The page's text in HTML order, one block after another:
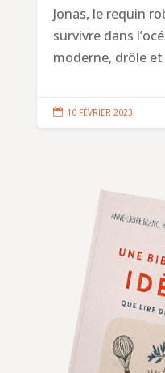
Jonas, le requin
survivre dans
moderne, drôle
 10 FÉVRIER 2023